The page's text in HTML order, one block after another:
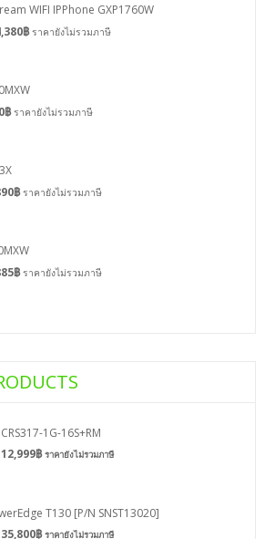
WIFI IPPhone GXP1760W
฿ ราคายังไม่รวมภาษี
฿ ราคายังไม่รวมภาษี
฿ ราคายังไม่รวมภาษี
฿ ราคายังไม่รวมภาษี
1G-16S+RM
12,999฿ ราคายังไม่รวมภาษี
T130 [P/N SNST13020]
35,800฿ ราคายังไม่รวมภาษี